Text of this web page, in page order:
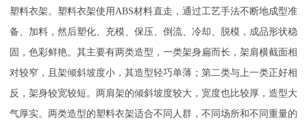
塑料衣架。塑料衣架使用 ABS材料直走，通过工艺手法不断地成型准
备、加料，然后塑化、充模、保压、倒流、冷却、脱模，成品形状稳
固，色彩鲜艳。其主要有两类造型，一类架身扁而长，架肩横截面相
对较窄，且架倾斜坡度小，其造型轻巧单薄；第二类与上一类正好相
反，架身较宽较短。两肩架的倾斜坡度较大，宽度也比较厚，造型大
气厚实。两类造型的塑料衣架适合不同人群，不同场所和不同重量的